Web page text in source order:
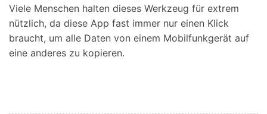
Viele Menschen halten dieses Werkzeug für extrem
nützlich, da diese App fast immer nur einen Klick
braucht, um alle Daten von einem Mobilfunkgerät auf
eine anderes zu kopieren.